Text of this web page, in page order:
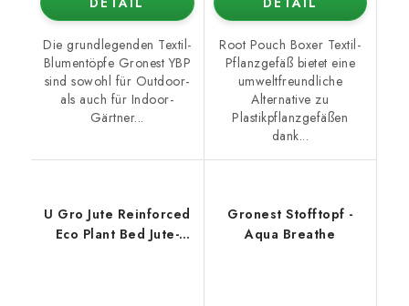
Die grundlegenden Textil-
Blumentöpfe Gronest YBP
sind sowohl für Outdoor-
als auch für Indoor-
Gärtner...
Root Pouch Boxer Textil-
Pflanzgefäß bietet eine
umweltfreundliche
Alternative zu
Plastikpflanzgefäßen
dank...
U Gro Jute Reinforced
Eco Plant Bed Jute-
Gronest Stofftopf -
Aqua Breathe